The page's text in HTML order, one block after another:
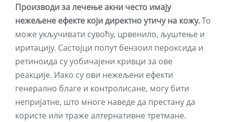
Производи за лечење акни често имају
нежељене ефекте који директно утичу на кожу.То
може укључивати сувоћу, црвенило, љуштење и
иритацију. Састојци попут бензоил пероксида и
ретиноида су уобичајени кривци за ове
реакције. Иако су ови нежељени ефекти
генерално благе и контролисане, могу бити
непријатне, што многе наведе да престану да
користе или траже алтернативне третмане.